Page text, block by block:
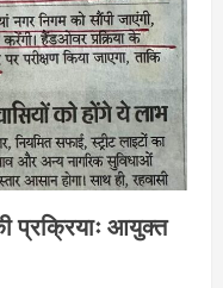
प्रक्रियाः आयुक्त